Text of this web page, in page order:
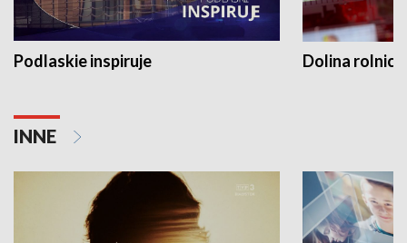
Podlaskie inspiruje Dolina
INNE